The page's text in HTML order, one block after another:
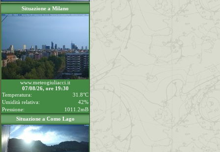
Situazione a Milano
www.meteogiuliacci.it
07/08/26, ore 19:30
Temperatura:
31.8°C
Umidità relativa:
42%
Pressione:
1011.2mB
Situazione a Como Lago